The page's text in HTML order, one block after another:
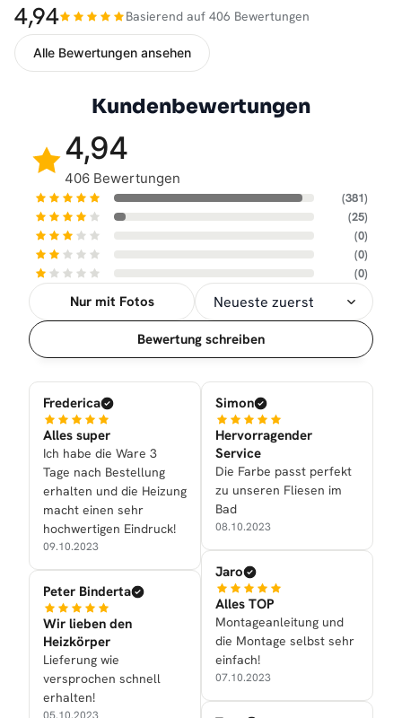
4,94 Basierend auf 406 Bewertungen
Alle Bewertungen ansehen
Kundenbewertungen
4,94
406 Bewertungen
(381)
(25)
(0)
(0)
(0)
Nur mit Fotos
Sortierung
Bewertung schreiben
Frederica
Alles super
Ich habe die Ware 3
Tage nach Bestellung
erhalten und die Heizung
macht einen sehr
hochwertigen Eindruck!
09.10.2023
Peter Binderta
Wir lieben den
Heizkörper
Lieferung wie
versprochen schnell
erhalten!
Simon
Hervorragender
Service
Die Farbe passt perfekt
zu unseren Fliesen im
Bad
08.10.2023
Jaro
Alles TOP
Montageanleitung und
die Montage selbst sehr
einfach!
07.10.2023